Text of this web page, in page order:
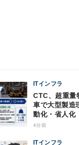
ITインフラ
CTC、超重量
車で大型製造
動化・省人化
4分前
ITインフラ